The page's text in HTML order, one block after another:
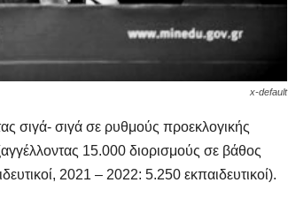
x-default
σιγά- σιγά σε ρυθμούς προεκλογικής
15.000 διορισμούς σε βάθος
2021 – 2022: 5.250 εκπαιδευτικοί).